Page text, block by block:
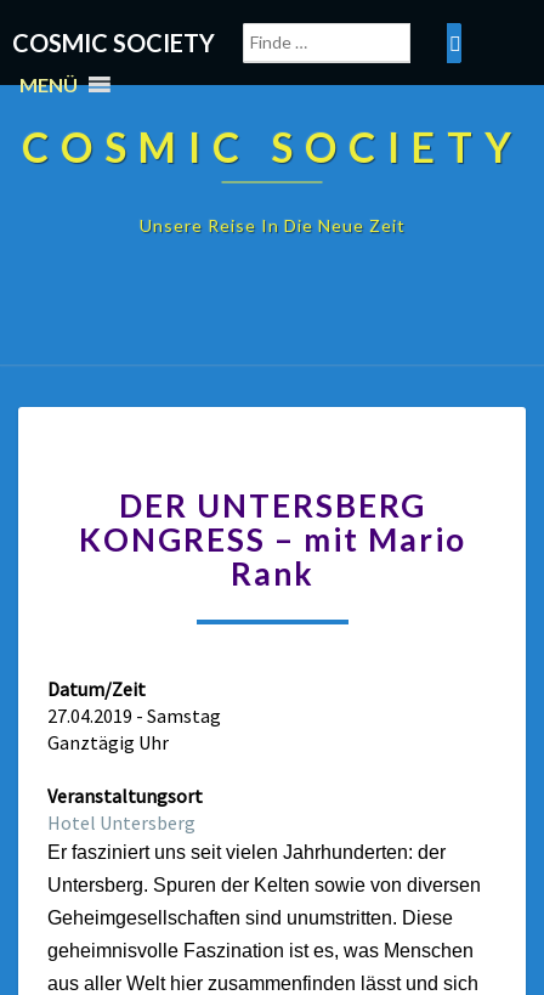
COSMIC SOCIETY
MENÜ
COSMIC SOCIETY
Unsere Reise In Die Neue Zeit
DER UNTERSBERG
KONGRESS​ – mit Mario
Rank
Datum/Zeit
27.04.2019 - Samstag
Ganztägig Uhr
Veranstaltungsort
​Hotel Untersberg
​​Er fasziniert uns seit vielen Jahrhunderten: der
Untersberg. Spuren der Kelten sowie von diversen
Geheimgesellschaften sind unumstritten.​ Diese
geheimnisvolle Faszination ist es, was Menschen
aus aller Welt hier zusammenfinden lässt und sich